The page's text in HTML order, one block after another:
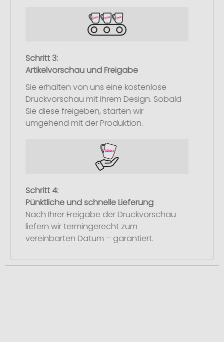
Schritt 3:
Artikelvorschau und Freigabe
Sie erhalten von uns eine kostenlose
Druckvorschau mit Ihrem Design. Sobald
Sie diese freigeben, starten wir
umgehend mit der Produktion.
Schritt 4:
Pünktliche und schnelle Lieferung
Nach Ihrer Freigabe der Druckvorschau
liefern wir termingerecht zum
vereinbarten Datum – garantiert.